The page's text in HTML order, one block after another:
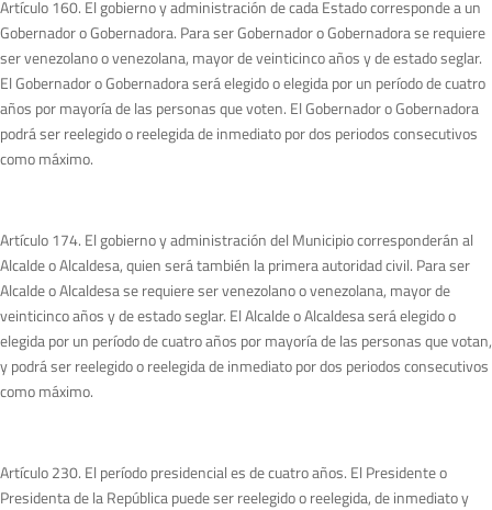
Artículo 160. El gobierno y administración de cada Estado corresponde a un
Gobernador o Gobernadora. Para ser Gobernador o Gobernadora se requiere
ser venezolano o venezolana, mayor de veinticinco años y de estado seglar.
El Gobernador o Gobernadora será elegido o elegida por un período de cuatro
años por mayoría de las personas que voten. El Gobernador o Gobernadora
podrá ser reelegido o reelegida de inmediato por dos periodos consecutivos
como máximo.
Artículo 174. El gobierno y administración del Municipio corresponderán al
Alcalde o Alcaldesa, quien será también la primera autoridad civil. Para ser
Alcalde o Alcaldesa se requiere ser venezolano o venezolana, mayor de
veinticinco años y de estado seglar. El Alcalde o Alcaldesa será elegido o
elegida por un período de cuatro años por mayoría de las personas que votan,
y podrá ser reelegido o reelegida de inmediato por dos periodos consecutivos
como máximo.
Artículo 230. El período presidencial es de cuatro años. El Presidente o
Presidenta de la República puede ser reelegido o reelegida, de inmediato y